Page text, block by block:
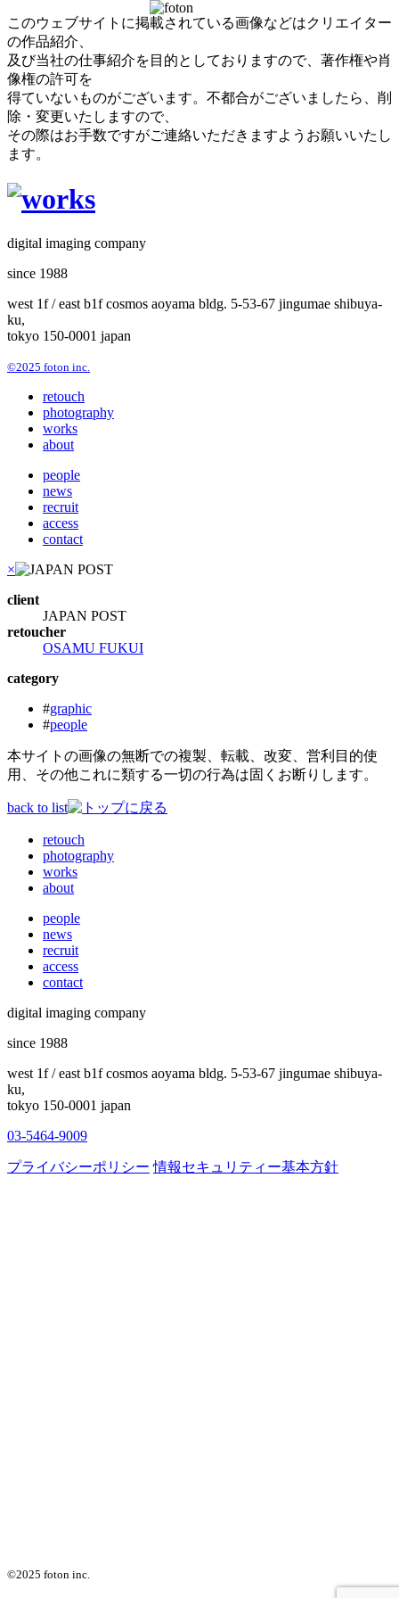
このウェブサイトに掲載されている画像などはクリエイター
の作品紹介、
及び当社の仕事紹介を目的としておりますので、著作権や肖
像権の許可を
得ていないものがございます。不都合がございましたら、削
除・変更いたしますので、
その際はお手数ですがご連絡いただきますようお願いいたし
ます。
digital imaging company
since 1988
west 1f / east b1f cosmos aoyama bldg. 5-53-67 jingumae shibuya-
ku,
tokyo 150-0001 japan
©2025 foton inc.
retouch
photography
works
about
people
news
recruit
access
contact
×
client
JAPAN POST
retoucher
OSAMU FUKUI
category
#graphic
#people
本サイトの画像の無断での複製、転載、改変、営利目的使
用、その他これに類する一切の行為は固くお断りします。
back to list
retouch
photography
works
about
people
news
recruit
access
contact
digital imaging company
since 1988
west 1f / east b1f cosmos aoyama bldg. 5-53-67 jingumae shibuya-
ku,
tokyo 150-0001 japan
03-5464-9009
プライバシーポリシー 情報セキュリティー基本方針
©2025 foton inc.